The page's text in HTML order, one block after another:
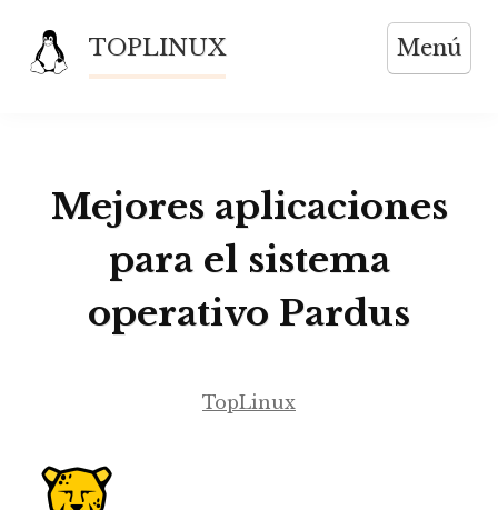
contenido
TOPLINUX Menú
Mejores aplicaciones
para el sistema
operativo Pardus
TopLinux